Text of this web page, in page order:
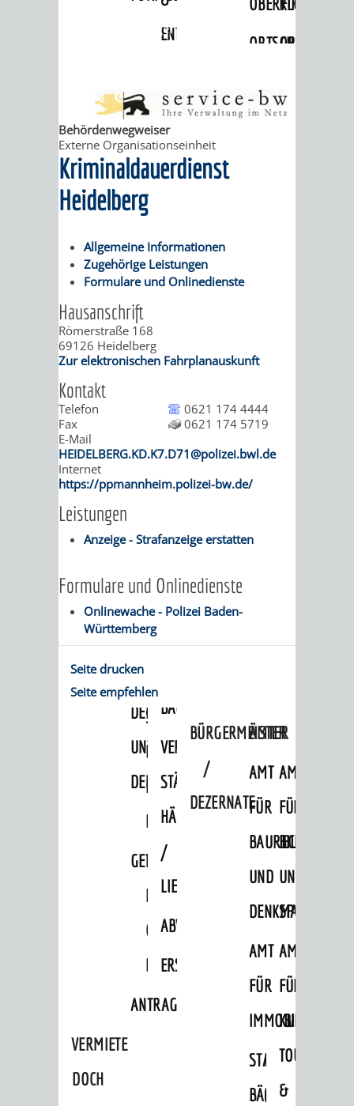
ENTSORGUNG
BEHÖRDENNUMMER
115
FAMILIEN
BERATUNG
HILFE
KINDER
JUGENDLICHE
SENIOREN
BETREUUNG
UND
PFLEGE
HILFE
MENSCHEN
MIT
BEHINDERUNG
MENSCHEN
MIT
/
FLÜCHTLINGE
BAUHERRENBERATUNG
GRUNDSTÜCKSWERTERMITTLUNG
DENKMALSCHUTZ
AUFGABEN
DER
UNTEREN
DENKMALSCHUTZBEHÖRDE
SATZUNGEN
IM
BEREICH
DENKMALSCHUTZ
GENEHMIGUNGSVERFAHREN
TAG
DES
OFFENEN
DENKMALS
BAUPLÄTZE
VERKAUF
STÄDTISCHER
HÄUSER
/
LIEGENSCHAFTEN
ABWASSERBESEITIGUNG
ERSCHLIESSUNGSBEITRAG
ANTRAGSVERFAHREN
VERMIETE
DOCH
ORTSCHAFTSRAT
AUSSCHÜSSE
UND
FÜR
UND
STADTENTWICKLUNG
TAGESORDNUNG
/
SITZUNGSUNTERLAGEN
BÜRGERMEISTER
/
DEZERNATE
ÄMTER
AMT
FÜR
BAURECHT
UND
DENKMALSCHUTZ
AMT
FÜR
BILDUNG
UND
SPORT
AMT
FÜR
STABSSTELLE
BÄDER
HOCHBAU
(PLANUNG
AMT
FÜR
KULTUR,
TOURISMUS
&
Bürgerservice
Behördenwegweiser
Externe Organisationseinheit
Kriminaldauerdienst
Heidelberg
Allgemeine Informationen
Zugehörige Leistungen
Formulare und Onlinedienste
Hausanschrift
Römerstraße 168
69126 Heidelberg
Zur elektronischen Fahrplanauskunft
Kontakt
Telefon
0621 174 4444
Fax
0621 174 5719
E-Mail
HEIDELBERG.KD.K7.D71@polizei.bwl.de
Internet
https://ppmannheim.polizei-bw.de/
Leistungen
Anzeige - Strafanzeige erstatten
Formulare und Onlinedienste
Onlinewache - Polizei Baden-
Württemberg
Seite drucken
Seite empfehlen